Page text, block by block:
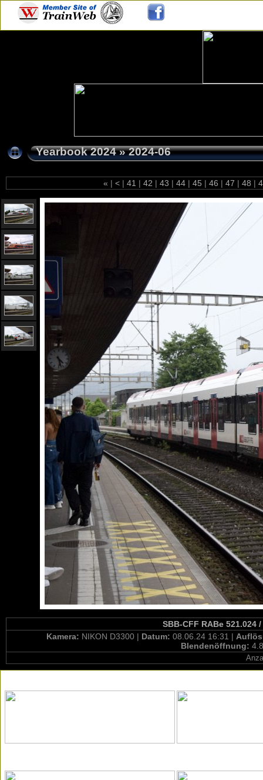
Yearbook 2024»2024-06
« | < | 41 | 42 | 43 | 44 | 45 | 46 | 47 | 48 |
SBB-CFF RABe 521.024
Kamera: NIKON D3300 | Datum: 08.06.24 16:31 |
Blendenöffnung: